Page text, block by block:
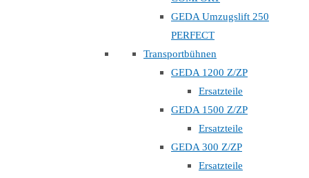
GEDA Umzugslift 250
PERFECT
Transportbühnen
GEDA 1200 Z/ZP
Ersatzteile
GEDA 1500 Z/ZP
Ersatzteile
GEDA 300 Z/ZP
Ersatzteile